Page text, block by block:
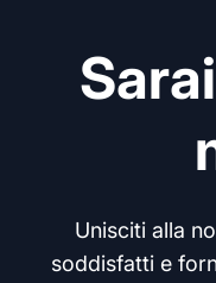
Unisciti alla
soddisfatti e